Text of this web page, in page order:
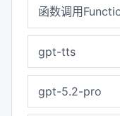
函数调用
gpt-tts
gpt-5.2-pro